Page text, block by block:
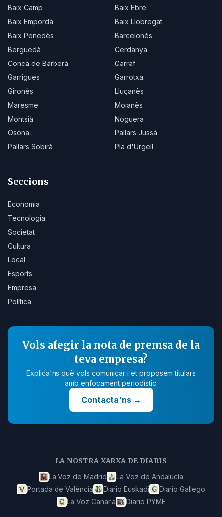
Baix Camp
Baix Ebre
Baix Empordà
Baix Llobregat
Baix Penedès
Barcelonès
Berguedà
Cerdanya
Conca de Barberà
Garraf
Garrigues
Garrotxa
Gironès
Lluçanès
Maresme
Moianès
Montsià
Noguera
Osona
Pallars Jussà
Pallars Sobirà
Pla d'Urgell
Seccions
Economia
Tecnologia
Societat
Cultura
Local
Esports
Empresa
Política
Vols afegir la nota de premsa de la
teva empresa?
Explica'ns què vols comunicar i et proposem titulars
amb enfocament periodístic.
Contacta'ns→
LA NOSTRA XARXA DE DIARIS
La Voz de Madrid
La Voz de Andalucía
Portada de València
Diario Euskadi
Diario Gallego
La Voz Canaria
Diario PYME